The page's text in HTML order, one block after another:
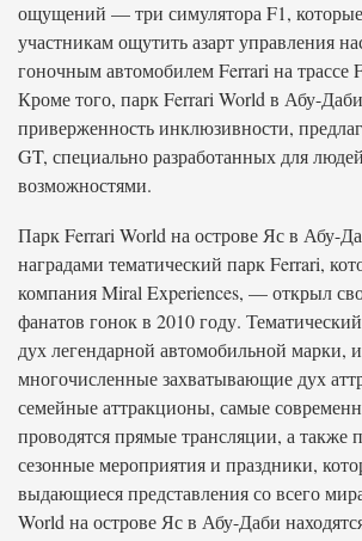
ощущений — три симулятора F1,
участникам ощутить азарт управления
гоночным автомобилем Ferrari на трассе
Кроме того, парк Ferrari World в Абу-
приверженность инклюзивности,
GT, специально разработанных для
возможностями.
Парк Ferrari World на острове Яс в Абу-
наградами тематический парк Ferrari,
компания Miral Experiences, — открыл
фанатов гонок в 2010 году.
дух легендарной автомобильной марки,
многочисленные захватывающие дух
семейные аттракционы, самые
проводятся прямые трансляции, а также
сезонные мероприятия и праздники,
выдающиеся представления со всего
World на острове Яс в Абу-Даби